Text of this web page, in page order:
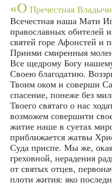
«О Пречестная
Всечестная наша Мати
православных обителей
святей горе Афонстей и
Приими смиренныя
Все щедрому Богу
Своею благодатию.
Твоим оком и соверши
спасение, понеже без
Твоего святаго о нас
возможем совершити
житие наше в суетах
приближается жатвы
Суда приспе. Мы же,
греховной, нерадения
от святых отцев,
плоти жития: яко